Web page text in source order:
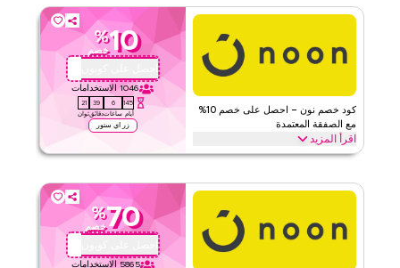
طلب.
الحد الأدنى للطلب
ويب/تطبيق
الفئات
على مستوى الموقعكود خصم نون – احصل على خصم 10%
مع الصفقة المعتمدة
اقرأ المزيد
10
%
خصم
احصل على كوبون
1046 الاستخدامات
145
أيام
6
ساعات
39
دقائق
20
ثوان
زر اي ستور
احصل على خصم 10% على جميع العناصر مع عرض نون المعتمد هذا. طبق
على كامل مشترياتك اليوم.
الحد الأدنى للطلب
ينطبق على
ويب/تطبيق
70
%
خصم
احصل على كوبون
5865 الاستخدامات